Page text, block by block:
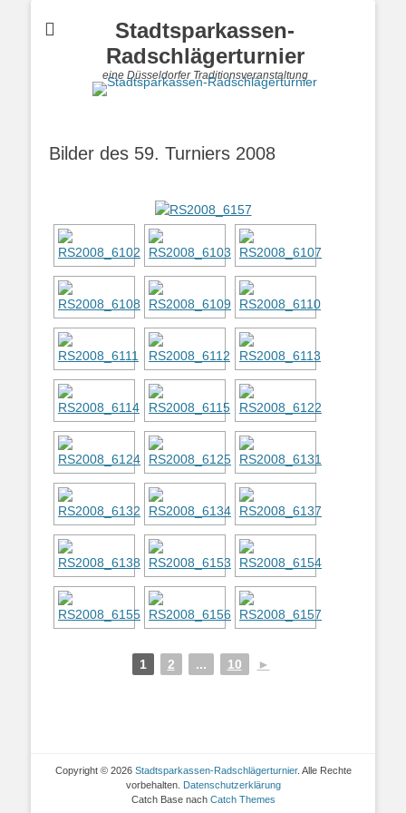
Stadtsparkassen-
Radschlägerturnier
eine Düsseldorfer Traditionsveranstaltung
Bilder des 59. Turniers 2008
1 2 ... 10 ►
Copyright © 2026 Stadtsparkassen-Radschlägerturnier. Alle Rechte
vorbehalten. Datenschutzerklärung
Catch Base nach Catch Themes